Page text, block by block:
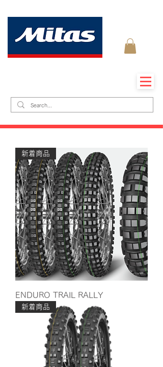
新着商品
ENDURO TRAIL RALLY
新着商品